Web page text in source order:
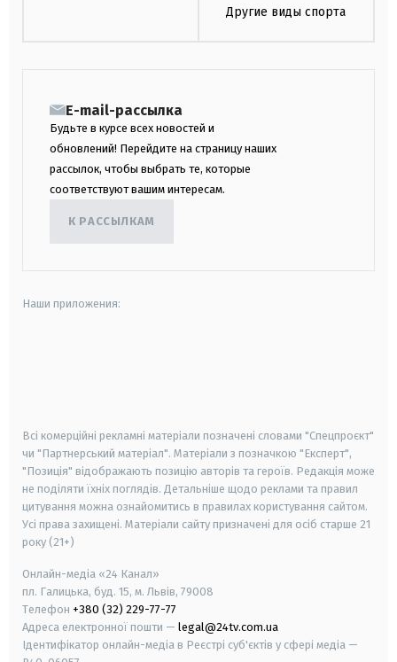
Другие виды спорта
E-mail-рассылка
Будьте в курсе всех новостей и
обновлений! Перейдите на страницу наших
рассылок, чтобы выбрать те, которые
соответствуют вашим интересам.
К РАССЫЛКАМ
Наши приложения:
Всі комерційні рекламні матеріали позначені словами "Спецпроєкт"
чи "Партнерський матеріал". Матеріали з позначкою "Експерт",
"Позиція" відображають позицію авторів та героїв. Редакція може
не поділяти їхніх поглядів. Детальніше щодо реклами та правил
цитування можна ознайомитись в правилах користування сайтом.
Усі права захищені. Матеріали сайту призначені для осіб старше 21
року (21+)
Онлайн-медіа «24 Канал»
пл. Галицька, буд. 15, м. Львів, 79008
Телефон +380 (32) 229-77-77
Адреса електронної пошти — legal@24tv.com.ua
Ідентифікатор онлайн-медіа в Реєстрі суб'єктів у сфері медіа —